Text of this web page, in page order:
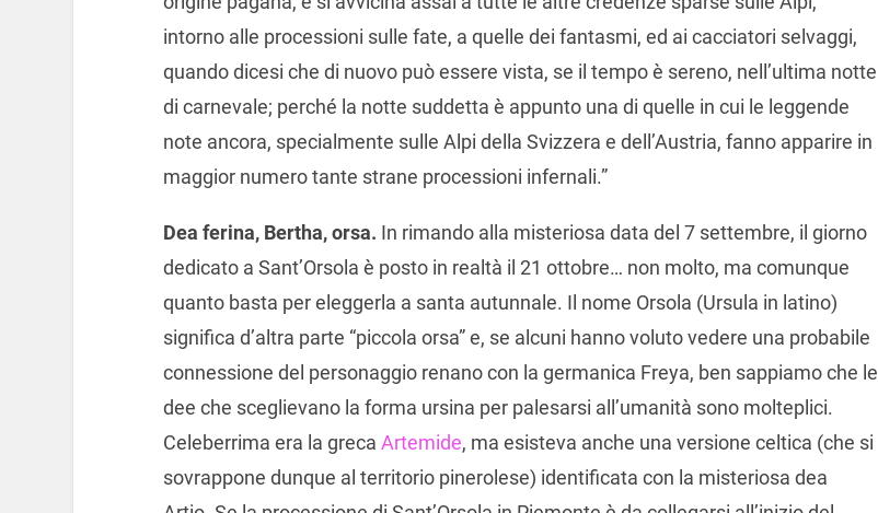
intorno alle processioni sulle fate, a quelle dei fantasmi, ed ai cacciatori selvaggi,
quando dicesi che di nuovo può essere vista, se il tempo è sereno, nell’ultima notte
di carnevale; perché la notte suddetta è appunto una di quelle in cui le leggende
note ancora, specialmente sulle Alpi della Svizzera e dell’Austria, fanno apparire in
maggior numero tante strane processioni infernali.”
Dea ferina, Bertha, orsa. In rimando alla misteriosa data del 7 settembre, il giorno
dedicato a Sant’Orsola è posto in realtà il 21 ottobre… non molto, ma comunque
quanto basta per eleggerla a santa autunnale. Il nome Orsola (Ursula in latino)
significa d’altra parte “piccola orsa” e, se alcuni hanno voluto vedere una probabile
connessione del personaggio renano con la germanica Freya, ben sappiamo che le
dee che sceglievano la forma ursina per palesarsi all’umanità sono molteplici.
Celeberrima era la greca Artemide, ma esisteva anche una versione celtica (che si
sovrappone dunque al territorio pinerolese) identificata con la misteriosa dea